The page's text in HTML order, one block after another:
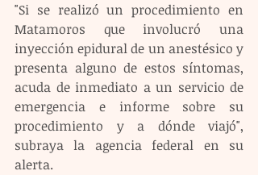
"Si se realizó un procedimiento en
Matamoros que involucró una
inyección epidural de un anestésico y
presenta alguno de estos síntomas,
acuda de inmediato a un servicio de
emergencia e informe sobre su
procedimiento y a dónde viajó",
subraya la agencia federal en su
alerta.